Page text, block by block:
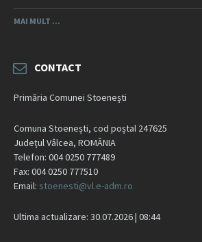
MAI MULT ...
CONTACT
Primăria Comunei Stoenești
Comuna Stoenești, cod poștal 247625
Județul Vâlcea, ROMÂNIA
Telefon: 004 0250 777489
Fax: 004 0250 777510
Email: stoenesti@vl.e-adm.ro
Ultima actualizare: 30.07.2026 | 08:44